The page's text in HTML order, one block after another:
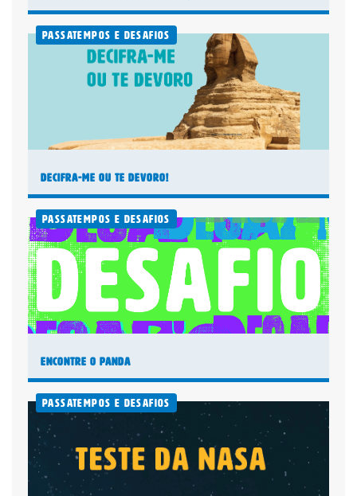
Passatempos e Desafios
Decifra-me ou te devoro!
Passatempos e Desafios
Encontre o panda
Passatempos e Desafios
Digital
Plano anual: R$ 180.00 ou 10x R$
18,00
Assinar Planeta Notícia
Já é assinante?Faça seu login
É um professor ou uma escola? Clique aqui